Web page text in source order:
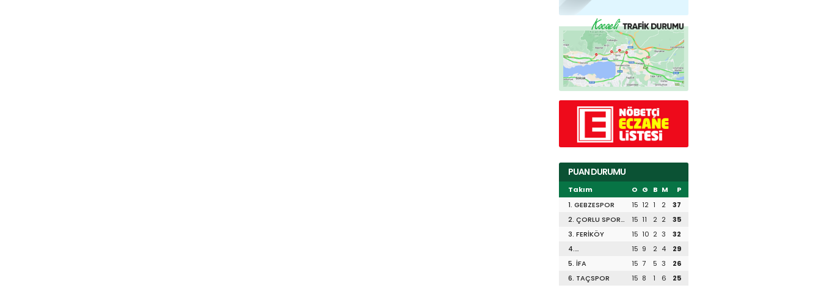
PUAN DURUMU
Takım O G B M
P
1. GEBZESPOR
15 12 1 2
37
2. ÇORLU SPOR
15 11 2 2
35
3. FERİKÖY
15 10 2 3
32
4.
DİLİSKELESİSPOR
15 9 2 4
29
5. İFA
15 7 5 3
26
6. TAÇSPOR
15 8 1 6
25